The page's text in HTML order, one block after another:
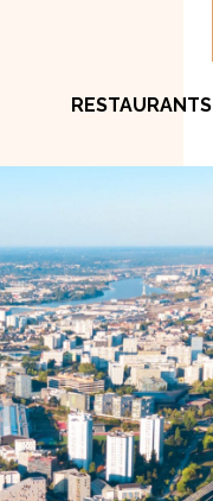
RESTAURANTS